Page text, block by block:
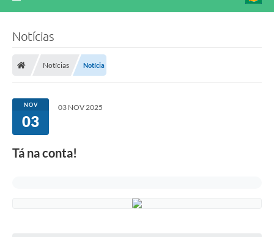
Notícias
Notícias Notícia
NOV
03
03 NOV 2025
Tá na conta!